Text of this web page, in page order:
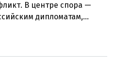
В центре спора —
дипломатам,
и работникам
которые